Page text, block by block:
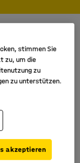
stimmen Sie
zu, um die
zu
zu unterstützen.
akzeptieren